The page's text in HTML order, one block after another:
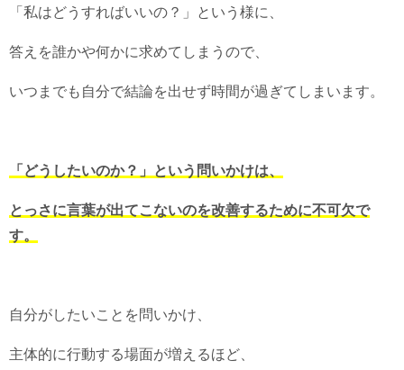
「私はどうすればいいの？」という様に、
答えを誰かや何かに求めてしまうので、
いつまでも自分で結論を出せず時間が過ぎてしまいます。
「どうしたいのか？」という問いかけは、
とっさに言葉が出てこないのを改善するために不可欠で
す。
自分がしたいことを問いかけ、
主体的に行動する場面が増えるほど、